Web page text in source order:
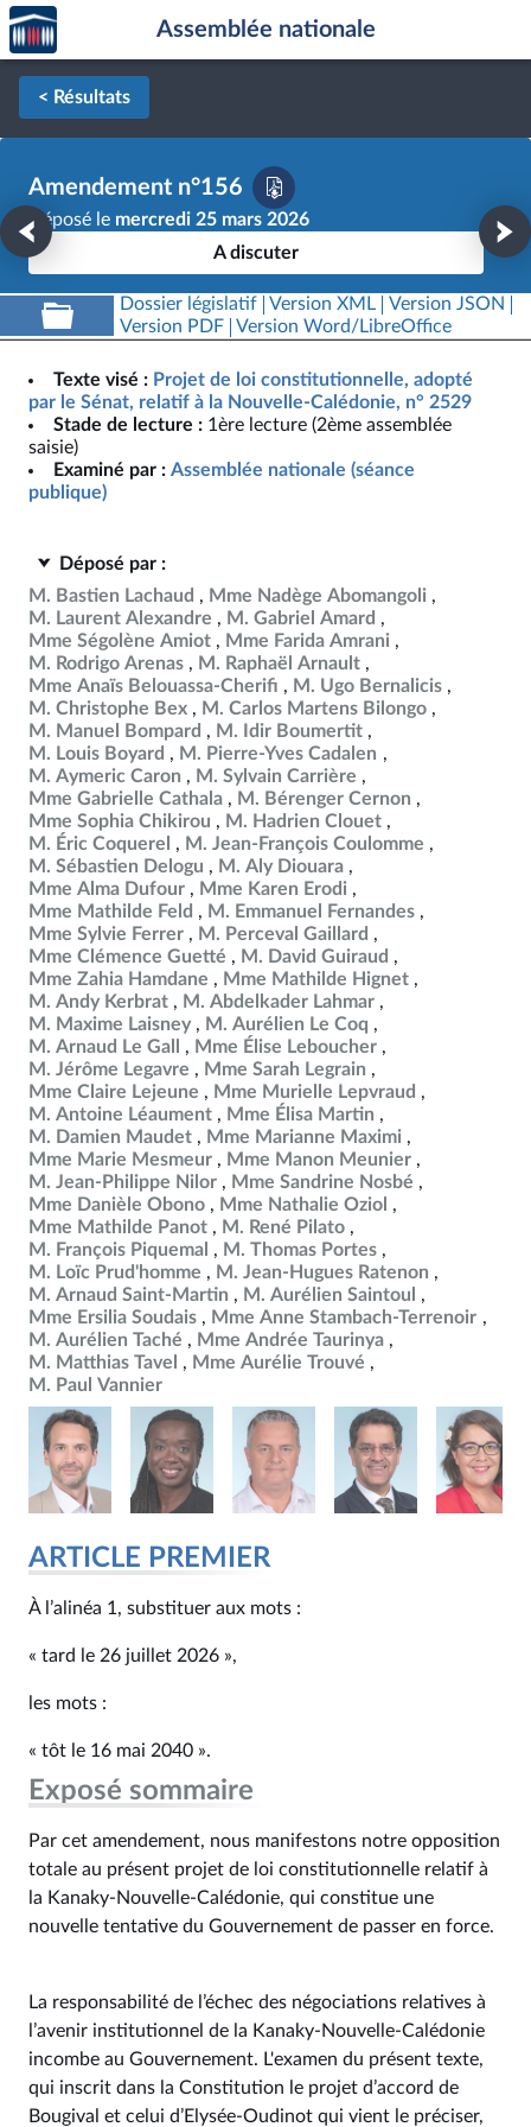
Aller au contenu
Aller en bas de la page
Accèder
à la
page
d'accueil
Assemblée nationale
< Résultats
Amendement n°156
Déposé le mercredi 25 mars 2026
A discuter
Dossier législatif Version XML
Version JSON
Version PDF
Version Word/LibreOffice
Texte visé : Projet de loi constitutionnelle, adopté
par le Sénat, relatif à la Nouvelle-Calédonie, n° 2529
Stade de lecture : 1ère lecture (2ème assemblée
saisie)
Examiné par : Assemblée nationale (séance
publique)
Déposé par :
M. Bastien Lachaud
Mme Nadège Abomangoli
M. Laurent Alexandre
M. Gabriel Amard
Mme Ségolène Amiot
Mme Farida Amrani
M. Rodrigo Arenas
M. Raphaël Arnault
Mme Anaïs Belouassa-Cherifi
M. Ugo Bernalicis
M. Christophe Bex
M. Carlos Martens Bilongo
M. Manuel Bompard
M. Idir Boumertit
M. Louis Boyard
M. Pierre-Yves Cadalen
M. Aymeric Caron
M. Sylvain Carrière
Mme Gabrielle Cathala
M. Bérenger Cernon
Mme Sophia Chikirou
M. Hadrien Clouet
M. Éric Coquerel
M. Jean-François Coulomme
M. Sébastien Delogu
M. Aly Diouara
Mme Alma Dufour
Mme Karen Erodi
Mme Mathilde Feld
M. Emmanuel Fernandes
Mme Sylvie Ferrer
M. Perceval Gaillard
Mme Clémence Guetté
M. David Guiraud
Mme Zahia Hamdane
Mme Mathilde Hignet
M. Andy Kerbrat
M. Abdelkader Lahmar
M. Maxime Laisney
M. Aurélien Le Coq
M. Arnaud Le Gall
Mme Élise Leboucher
M. Jérôme Legavre
Mme Sarah Legrain
Mme Claire Lejeune
Mme Murielle Lepvraud
M. Antoine Léaument
Mme Élisa Martin
M. Damien Maudet
Mme Marianne Maximi
Mme Marie Mesmeur
Mme Manon Meunier
M. Jean-Philippe Nilor
Mme Sandrine Nosbé
Mme Danièle Obono
Mme Nathalie Oziol
Mme Mathilde Panot
M. René Pilato
M. François Piquemal
M. Thomas Portes
M. Loïc Prud'homme
M. Jean-Hugues Ratenon
M. Arnaud Saint-Martin
M. Aurélien Saintoul
Mme Ersilia Soudais
Mme Anne Stambach-Terrenoir
M. Aurélien Taché
Mme Andrée Taurinya
M. Matthias Tavel
Mme Aurélie Trouvé
M. Paul Vannier
ARTICLE PREMIER
À l’alinéa 1, substituer aux mots :
« tard le 26 juillet 2026 »,
les mots :
« tôt le 16 mai 2040 ».
Exposé sommaire
Par cet amendement, nous manifestons notre opposition
totale au présent projet de loi constitutionnelle relatif à
la Kanaky-Nouvelle-Calédonie, qui constitue une
nouvelle tentative du Gouvernement de passer en force.
La responsabilité de l’échec des négociations relatives à
l’avenir institutionnel de la Kanaky-Nouvelle-Calédonie
incombe au Gouvernement. L'examen du présent texte,
qui inscrit dans la Constitution le projet d’accord de
Bougival et celui d’Elysée-Oudinot qui vient le préciser,